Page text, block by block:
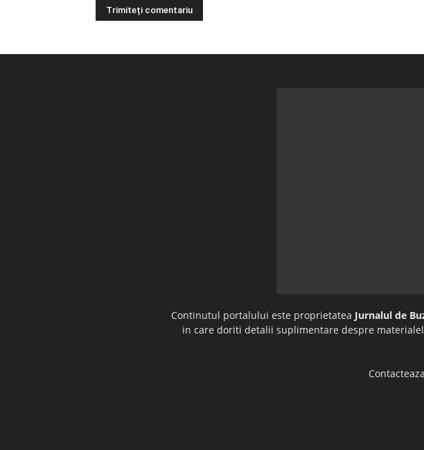
Continutul portalului este proprietatea Jurnalul de
in care doriti detalii suplimentare despre